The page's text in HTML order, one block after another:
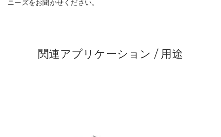
ニーズをお聞かせください。
関連アプリケーション / 用途